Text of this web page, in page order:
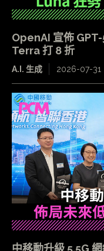
OpenAI 宣佈
Terra 打 8 折
A.I. 生成 2026-07-31
中移動升級 5.5G